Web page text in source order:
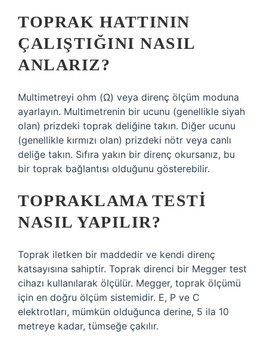
TOPRAK HATTININ
ÇALIŞTIĞINI NASIL
ANLARIZ?
Multimetreyi ohm (Ω) veya direnç ölçüm moduna
ayarlayın. Multimetrenin bir ucunu (genellikle siyah
olan) prizdeki toprak deliğine takın. Diğer ucunu
(genellikle kırmızı olan) prizdeki nötr veya canlı
deliğe takın. Sıfıra yakın bir direnç okursanız, bu
bir toprak bağlantısı olduğunu gösterebilir.
TOPRAKLAMA TESTI
NASIL YAPILIR?
Toprak iletken bir maddedir ve kendi direnç
katsayısına sahiptir. Toprak direnci bir Megger test
cihazı kullanılarak ölçülür. Megger, toprak ölçümü
için en doğru ölçüm sistemidir. E, P ve C
elektrotları, mümkün olduğunca derine, 5 ila 10
metreye kadar, tümseğe çakılır.